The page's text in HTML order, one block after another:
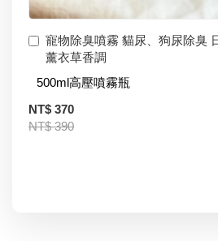
寵物除臭噴霧 貓尿、狗尿除臭
薰衣草香調
NT$ 370
NT$ 390